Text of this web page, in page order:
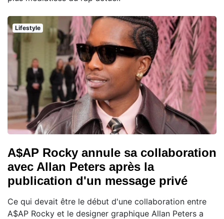
Lifestyle
A$AP Rocky annule sa collaboration
avec Allan Peters après la
publication d'un message privé
Ce qui devait être le début d'une collaboration entre
A$AP Rocky et le designer graphique Allan Peters a